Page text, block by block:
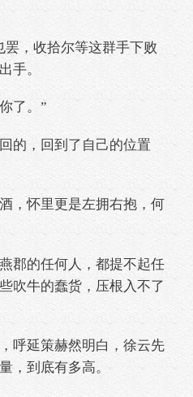
，收拾尔等这群手下败
手。
了。”
，回到了自己的位置
怀里更是左拥右抱，何
的任何人，都提不起任
吹牛的蠢货，压根入不了
延策赫然明白，徐云先
，到底有多高。